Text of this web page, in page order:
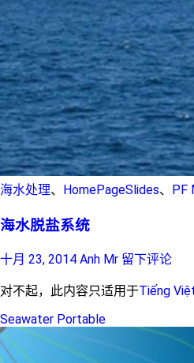
海水处理、 HomePageSlides、 PF
海水脱盐系统
十月 23, 2014 Anh Mr 留下评论
对不起，此内容只适用于Tiếng
Seawater Portable